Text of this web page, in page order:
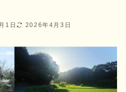
1日 2026年4月3日